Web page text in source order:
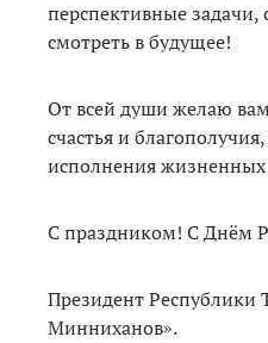
перспективные задачи,
смотреть в будущее!
От всей души желаю
счастья и
исполнения
С праздником! С Днём
Президент Республики
Минниханов».